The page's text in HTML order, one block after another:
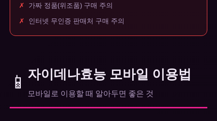
✗ 가짜 정품(위조품) 구매 주의
✗ 인터넷 무인증 판매처 구매 주의
📱 자이데나효능 모바일 이용법
모바일로 이용할 때 알아두면 좋은 것